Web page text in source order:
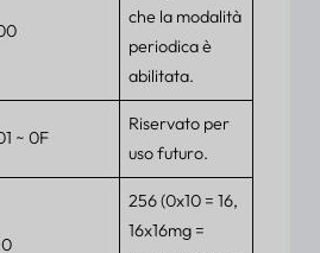
che la modalità
periodica è
abilitata.
~ 0F
Riservato per
uso futuro.
256 (0x10 = 16,
16x16mg =